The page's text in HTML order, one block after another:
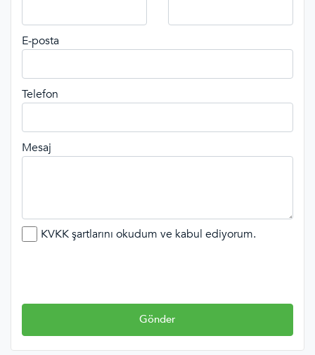
E-posta
Telefon
Mesaj
KVKK şartlarını okudum ve kabul ediyorum.
Gönder